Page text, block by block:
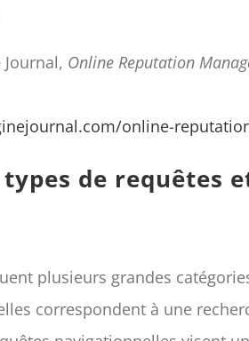
Journal, Online Reputation
online-
de requêtes
plusieurs grandes
correspondent à une